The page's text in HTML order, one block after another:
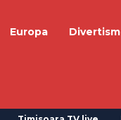
Europa